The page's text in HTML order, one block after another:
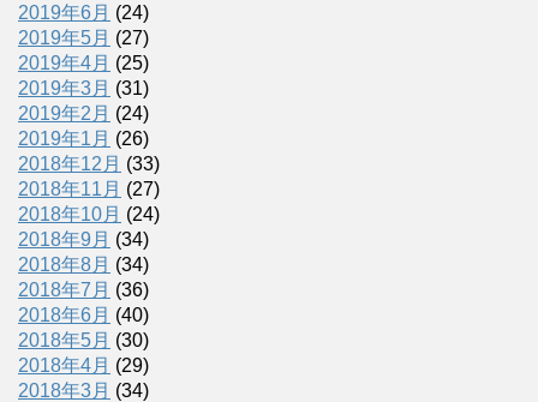
2019年6月 (24)
2019年5月 (27)
2019年4月 (25)
2019年3月 (31)
2019年2月 (24)
2019年1月 (26)
2018年12月 (33)
2018年11月 (27)
2018年10月 (24)
2018年9月 (34)
2018年8月 (34)
2018年7月 (36)
2018年6月 (40)
2018年5月 (30)
2018年4月 (29)
2018年3月 (34)